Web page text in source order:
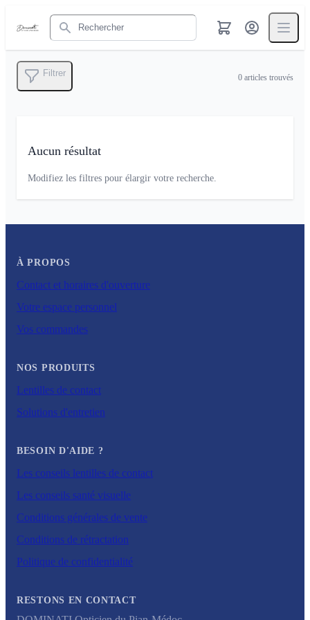
Rechercher
Filtrer 0 articles trouvés
Aucun résultat
Modifiez les filtres pour élargir votre recherche.
À PROPOS
Contact et horaires d'ouverture
Votre espace personnel
Vos commandes
NOS PRODUITS
Lentilles de contact
Solutions d'entretien
BESOIN D'AIDE ?
Les conseils lentilles de contact
Les conseils santé visuelle
Conditions générales de vente
Conditions de rétractation
Politique de confidentialité
RESTONS EN CONTACT